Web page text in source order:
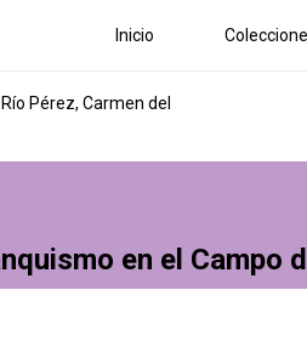
Inicio
Río Pérez, Carmen del
en el Campo